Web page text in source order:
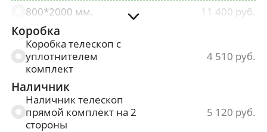
800*2000 мм.
11 400
900*2000 мм.
Коробка
Коробка телескоп с
уплотнителем
комплект
4 510
Наличник
Наличник телескоп
прямой комплект на 2
стороны
5 120